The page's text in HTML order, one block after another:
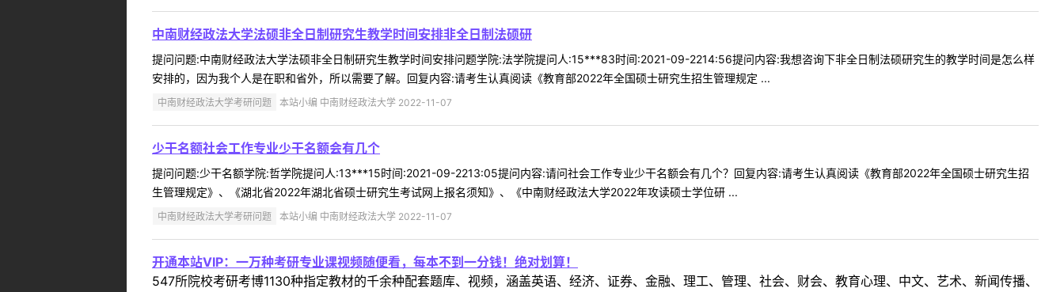
中南财经政法大学法硕非全日制研究生教学时间安排非全日制法硕研
提问问题:中南财经政法大学法硕非全日制研究生教学时间安排问题学院:法学院提问人:15***83时间:2021-09-2214:56提问内容:我想咨询下非全日制法硕研究生的教学时间是怎么样
安排的，因为我个人是在职和省外，所以需要了解。回复内容:请考生认真阅读《教育部2022年全国硕士研究生招生管理规定 ...
中南财经政法大学考研问题 本站小编 中南财经政法大学 2022-11-07
少干名额社会工作专业少干名额会有几个
提问问题:少干名额学院:哲学院提问人:13***15时间:2021-09-2213:05提问内容:请问社会工作专业少干名额会有几个？回复内容:请考生认真阅读《教育部2022年全国硕士研究生招
生管理规定》、《湖北省2022年湖北省硕士研究生考试网上报名须知》、《中南财经政法大学2022年攻读硕士学位研 ...
中南财经政法大学考研问题 本站小编 中南财经政法大学 2022-11-07
开通本站VIP：一万种考研专业课视频随便看，每本不到一分钱！绝对划算！
547所院校考研考博1130种指定教材的千余种配套题库、视频，涵盖英语、经济、证券、金融、理工、管理、社会、财会、教育心理、中文、艺术、新闻传播、